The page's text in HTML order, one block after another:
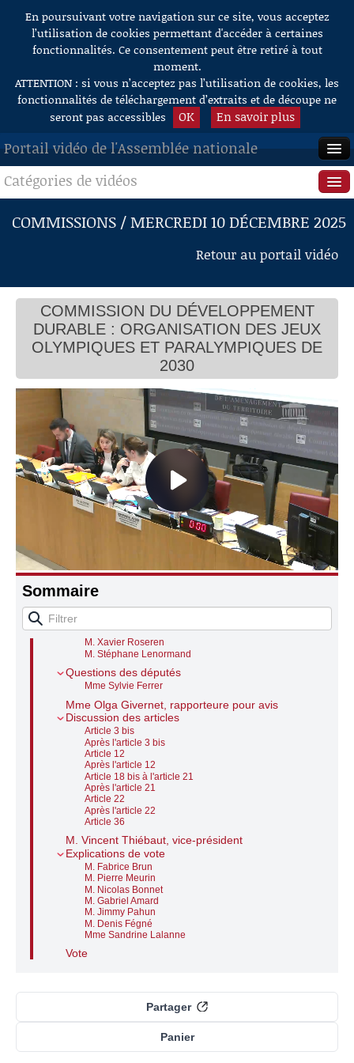
Aller au contenu
En poursuivant votre navigation sur ce site, vous acceptez
l’utilisation de cookies permettant d'accéder à certaines
fonctionnalités. Ce consentement peut être retiré à tout
moment.
ATTENTION : si vous n’acceptez pas l’utilisation de cookies, les
fonctionnalités de téléchargement d’extraits et de découpe ne
seront pas accessibles
OK En savoir plus
Portail vidéo de l'Assemblée nationale
ACCUEIL
EN DIRECT
RECHERCHE
AIDE À LA DÉCOUPE
DE VIDÉOS
Catégories de vidéos
Séance publique
Questions au Gouvernement
Commissions
Présidence
Évènements
Connaissance, Histoire
Autres
COMMISSIONS / MERCREDI 10 DÉCEMBRE 2025
Retour au portail vidéo
COMMISSION DU DÉVELOPPEMENT
DURABLE : ORGANISATION DES JEUX
OLYMPIQUES ET PARALYMPIQUES DE
2030
Sommaire
Examen, pour avis, du projet de loi, adopté par
le Sénat, après engagement de la procédure
accélérée, relatif à l’organisation des jeux
Olympiques et Paralympiques de 2030
Mme Sandrine Le Feur, présidente
Mme Olga Givernet, rapporteure pour avis
Questions des représentants des groupes
Mme Julie Lechanteux
Mme Sandrine Lalanne
M. Gabriel Amard
M. Denis Fégné
Mme Marie Pochon
M. Xavier Roseren
M. Stéphane Lenormand
Questions des députés
Mme Sylvie Ferrer
Mme Olga Givernet, rapporteure pour avis
Discussion des articles
Article 3 bis
Après l'article 3 bis
Article 12
Après l'article 12
Article 18 bis à l'article 21
Après l'article 21
Article 22
Après l'article 22
Article 36
M. Vincent Thiébaut, vice-président
Explications de vote
M. Fabrice Brun
M. Pierre Meurin
M. Nicolas Bonnet
M. Gabriel Amard
M. Jimmy Pahun
M. Denis Fégné
Mme Sandrine Lalanne
Vote
Panier
Partager